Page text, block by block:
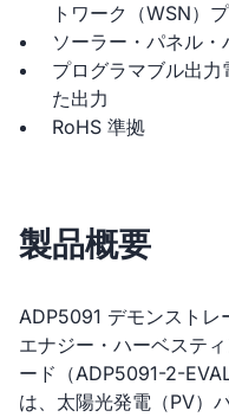
トワーク（WSN）
ソーラー・パネル
プログラマブル出
た出力
RoHS 準拠
製品概要
ADP5091 デモンストレ
エナジー・ハーベステ
ード（ADP5091-2-
は、太陽光発電（PV）